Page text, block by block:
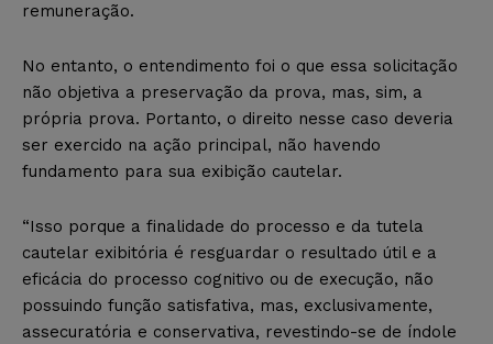
remuneração.
No entanto, o entendimento foi o que essa solicitação
não objetiva a preservação da prova, mas, sim, a
própria prova. Portanto, o direito nesse caso deveria
ser exercido na ação principal, não havendo
fundamento para sua exibição cautelar.
“Isso porque a finalidade do processo e da tutela
cautelar exibitória é resguardar o resultado útil e a
eficácia do processo cognitivo ou de execução, não
possuindo função satisfativa, mas, exclusivamente,
assecuratória e conservativa, revestindo-se de índole